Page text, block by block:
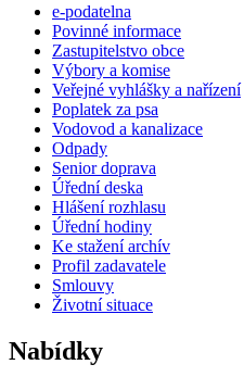
e-podatelna
Povinné informace
Zastupitelstvo obce
Výbory a komise
Veřejné vyhlášky a nařízení
Poplatek za psa
Vodovod a kanalizace
Odpady
Senior doprava
Úřední deska
Hlášení rozhlasu
Úřední hodiny
Ke stažení archív
Profil zadavatele
Smlouvy
Životní situace
Nabídky